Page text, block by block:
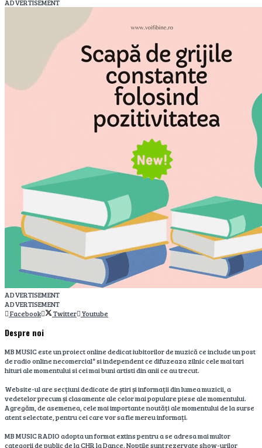
ADVERTISEMENT
ADVERTISEMENT
ADVERTISEMENT
Facebook
Twitter Youtube
Despre noi
MB MUSIC este un proiect online dedicat iubitorilor de muzică ce include un post
de radio online necomercial* si independent ce difuzeaza zilnic cele mai tari
hituri ale momentului si cei mai buni artisti din anii ce au trecut.
Website-ul are secțiuni dedicate de știri și informații din lumea muzicii, a
vedetelor precum și clasamente ale celor mai populare piese ale momentului.
Agregăm, de asemenea, cele mai importante noutăți ale momentului de la surse
atent selectate, pentru cei care vor sa fie mereu informați.
MB MUSIC RADIO adopta un format extins pentru a se adresa mai multor
categorii de public de la CHR la Dance. Noptile sunt rezervate show-urilor